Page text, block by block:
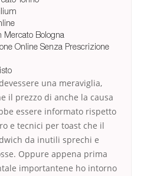
Mercato Bologna
Online Senza Prescrizione
una meraviglia,
il prezzo di anche la causa
essere informato rispetto
e tecnici per toast che il
da inutili sprechi e
Oppure appena prima
importantene ho intorno